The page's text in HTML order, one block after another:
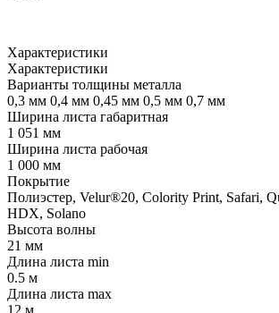
Характеристики
Характеристики
Варианты толщины металла
0,3 мм 0,4 мм 0,45 мм 0,5 мм 0,7 мм
Ширина листа габаритная
1 051 мм
Ширина листа рабочая
1 000 мм
Покрытие
Полиэстер, Velur®20, Colority Print, Safari,
HDX, Solano
Высота волны
21 мм
Длина листа min
0.5 м
Длина листа max
12 м